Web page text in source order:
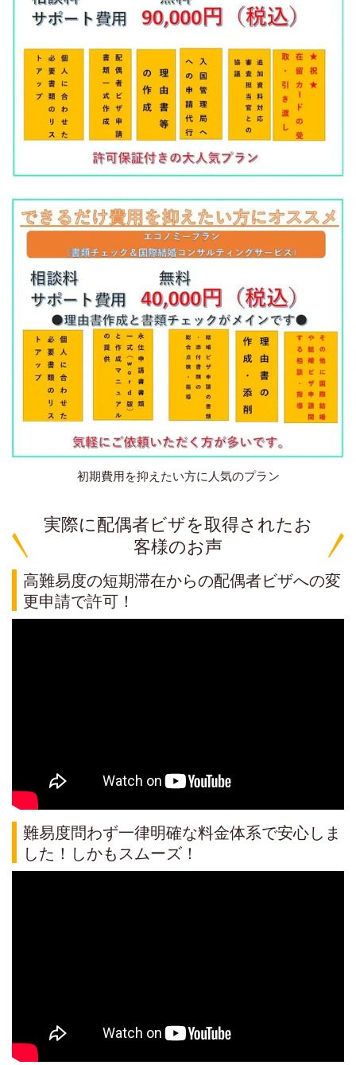
初期費用を抑えたい方に人気のプラン
実際に配偶者ビザを取得されたお
客様のお声
高難易度の短期滞在からの配偶者ビザへの変
更申請で許可！
難易度問わず一律明確な料金体系で安心しま
した！しかもスムーズ！